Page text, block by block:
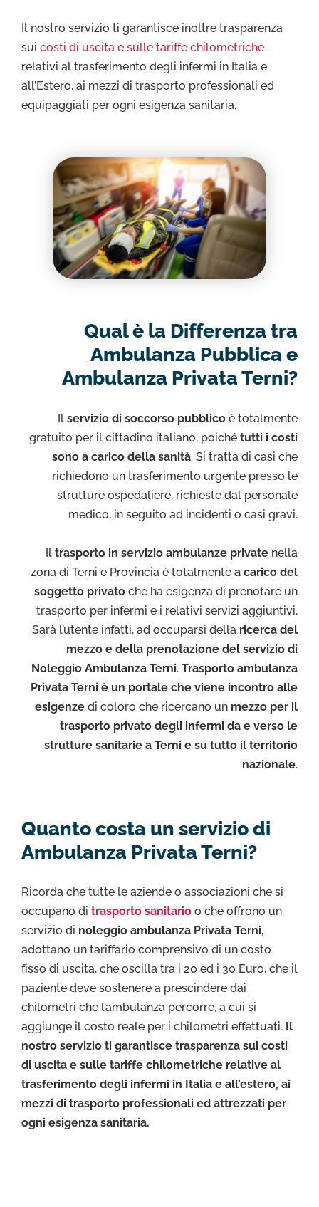
Il nostro servizio ti garantisce inoltre trasparenza
sui costi di uscita e sulle tariffe chilometriche
relativi al trasferimento degli infermi in Italia e
all’Estero, ai mezzi di trasporto professionali ed
equipaggiati per ogni esigenza sanitaria.
Qual è la Differenza tra
Ambulanza Pubblica e
Ambulanza Privata Terni?
Il servizio di soccorso pubblico è totalmente
gratuito per il cittadino italiano, poiché tutti i costi
sono a carico della sanità. Si tratta di casi che
richiedono un trasferimento urgente presso le
strutture ospedaliere, richieste dal personale
medico, in seguito ad incidenti o casi gravi.
Il trasporto in servizio ambulanze private nella
zona di Terni e Provincia è totalmente a carico del
soggetto privato che ha esigenza di prenotare un
trasporto per infermi e i relativi servizi aggiuntivi.
Sarà l’utente infatti, ad occuparsi della ricerca del
mezzo e della prenotazione del servizio di
Noleggio Ambulanza Terni. Trasporto ambulanza
Privata Terni è un portale che viene incontro alle
esigenze di coloro che ricercano un mezzo per il
trasporto privato degli infermi da e verso le
strutture sanitarie a Terni e su tutto il territorio
nazionale.
Quanto costa un servizio di
Ambulanza Privata Terni?
Ricorda che tutte le aziende o associazioni che si
occupano di trasporto sanitario o che offrono un
servizio di noleggio ambulanza Privata Terni,
adottano un tariffario comprensivo di un costo
fisso di uscita, che oscilla tra i 20 ed i 30 Euro, che il
paziente deve sostenere a prescindere dai
chilometri che l’ambulanza percorre, a cui si
aggiunge il costo reale per i chilometri effettuati. Il
nostro servizio ti garantisce trasparenza sui costi
di uscita e sulle tariffe chilometriche relative al
trasferimento degli infermi in Italia e all’estero, ai
mezzi di trasporto professionali ed attrezzati per
ogni esigenza sanitaria.